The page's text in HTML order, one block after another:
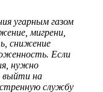
угарным газом
мигрени,
снижение
Если
нужно
выйти на
службу